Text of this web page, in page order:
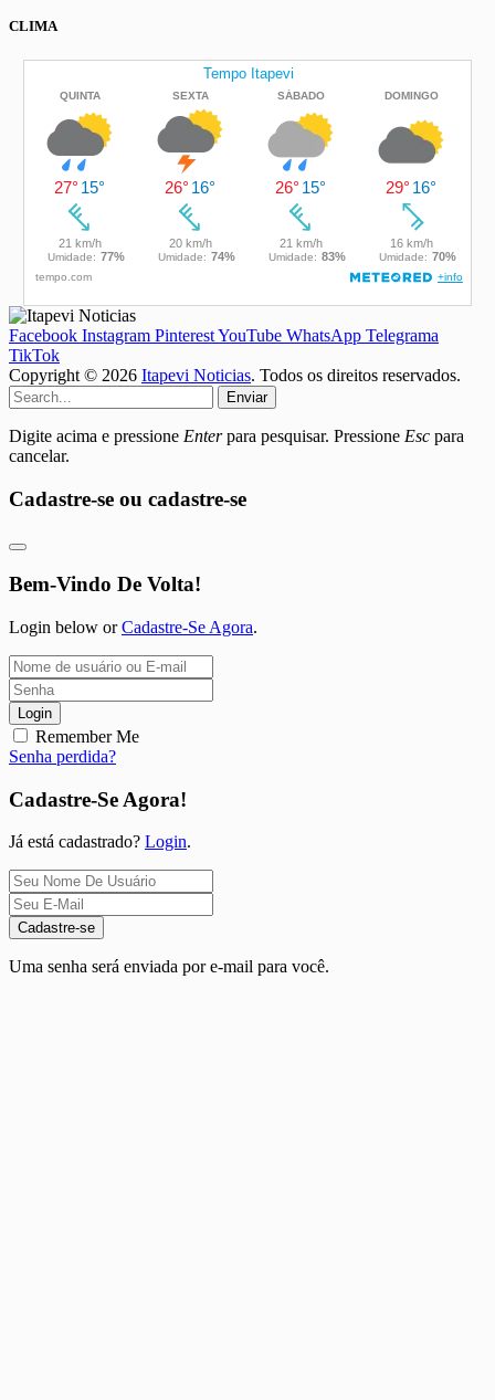
CLIMA
Facebook Instagram PinterestYouTube WhatsApp Telegrama
TikTok
Copyright © 2026 Itapevi Noticias. Todos os direitos reservados.
Enviar
Digite acima e pressione Enterpara pesquisar. Pressione Esc para
cancelar.
Cadastre-se ou cadastre-se
Bem-Vindo De Volta!
Login below orCadastre-Se Agora.
Login
Remember Me
Senha perdida?
Cadastre-Se Agora!
Já está cadastrado? Login.
Cadastre-se
Uma senha será enviada por e-mail para você.